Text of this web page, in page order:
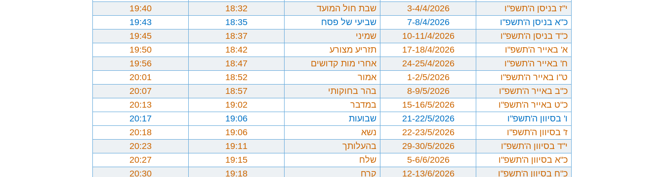
י"ז בניסן ה'תשפ"ו
3-4/4/2026 שבת חול המועד 18:32
19:40
כ"א בניסן ה'תשפ"ו
7-8/4/2026 שביעי של פסח 18:35
19:43
כ"ד בניסן ה'תשפ"ו
10-11/4/2026 שמיני 18:37
19:45
א' באייר ה'תשפ"ו
17-18/4/2026 תזריע מצורע 18:42
19:50
ח' באייר ה'תשפ"ו
24-25/4/2026 אחרי מות קדושים 18:47
19:56
ט"ו באייר ה'תשפ"ו
1-2/5/2026 אמור 18:52
20:01
כ"ב באייר ה'תשפ"ו
8-9/5/2026 בהר בחוקותי 18:57
20:07
כ"ט באייר ה'תשפ"ו
15-16/5/2026 במדבר 19:02
20:13
ו' בסיוון ה'תשפ"ו
21-22/5/2026 שבועות 19:06
20:17
ז' בסיוון ה'תשפ"ו
22-23/5/2026 נשא 19:06
20:18
י"ד בסיוון ה'תשפ"ו
29-30/5/2026 בהעלותך 19:11
20:23
כ"א בסיוון ה'תשפ"ו
5-6/6/2026 שלח 19:15
20:27
כ"ח בסיוון ה'תשפ"ו
12-13/6/2026 קרח 19:18
20:30